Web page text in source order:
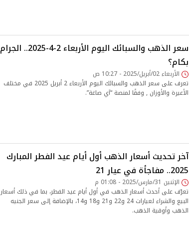
سعر الذهب والسبائك اليوم الأربعاء 2-4-2025.. الجرام
بكام؟
الأربعاء 02/أبريل/2025 - 10:27 ص
تعرف على سعر الذهب والسبائك اليوم الأربعاء 2 أبريل 2025 في مختلف
الأعيرة والأوزان , وفقًا لمنصة “آي صاغة”.
آخر تحديث أسعار الذهب أول أيام عيد الفطر المبارك
2025.. مفاجأة في عيار 21
الإثنين 31/مارس/2025 - 01:08 م
تعرّف على أحدث أسعار الذهب في أول أيام عيد الفطر، بما في ذلك أسعار
البيع والشراء لعيارات 24 و22 و21 و18 و14، بالإضافة إلى سعر الجنيه
الذهب وأوقية الذهب.